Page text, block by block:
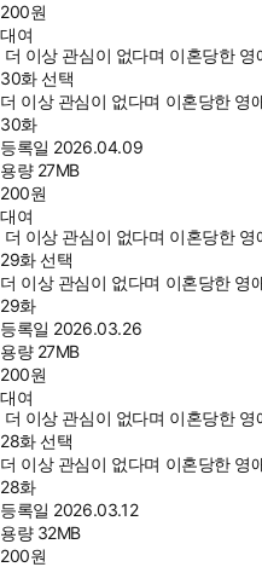
200원
대여
더 이상 관심이 없다며 이혼당한
30화 선택
더 이상 관심이 없다며 이혼당한 영
30화
등록일 2026.04.09
용량 27MB
200원
대여
더 이상 관심이 없다며 이혼당한
29화 선택
더 이상 관심이 없다며 이혼당한 영
29화
등록일 2026.03.26
용량 27MB
200원
대여
더 이상 관심이 없다며 이혼당한
28화 선택
더 이상 관심이 없다며 이혼당한 영
28화
등록일 2026.03.12
용량 32MB
200원